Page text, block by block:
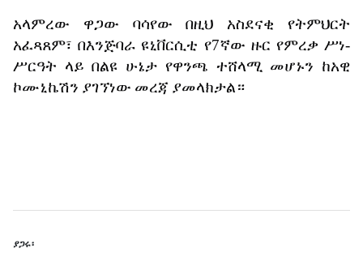
አላምረው
ዋጋው ባሳየው በዚህ አስደናቂ
የትምህርት
አፈጻጸም፣ በእንጅባራ ዩኒቨርሲቲ የ7ኛው ዙር የምረቃ ሥነ-
ሥርዓት ላይ በልዩ ሁኔታ የዋንጫ ተሸላሚ መሆኑን ከአዊ
ኮሙኒኬሽን ያገኘነው መረጃ ያመላክታል።
ያጋሩ፡